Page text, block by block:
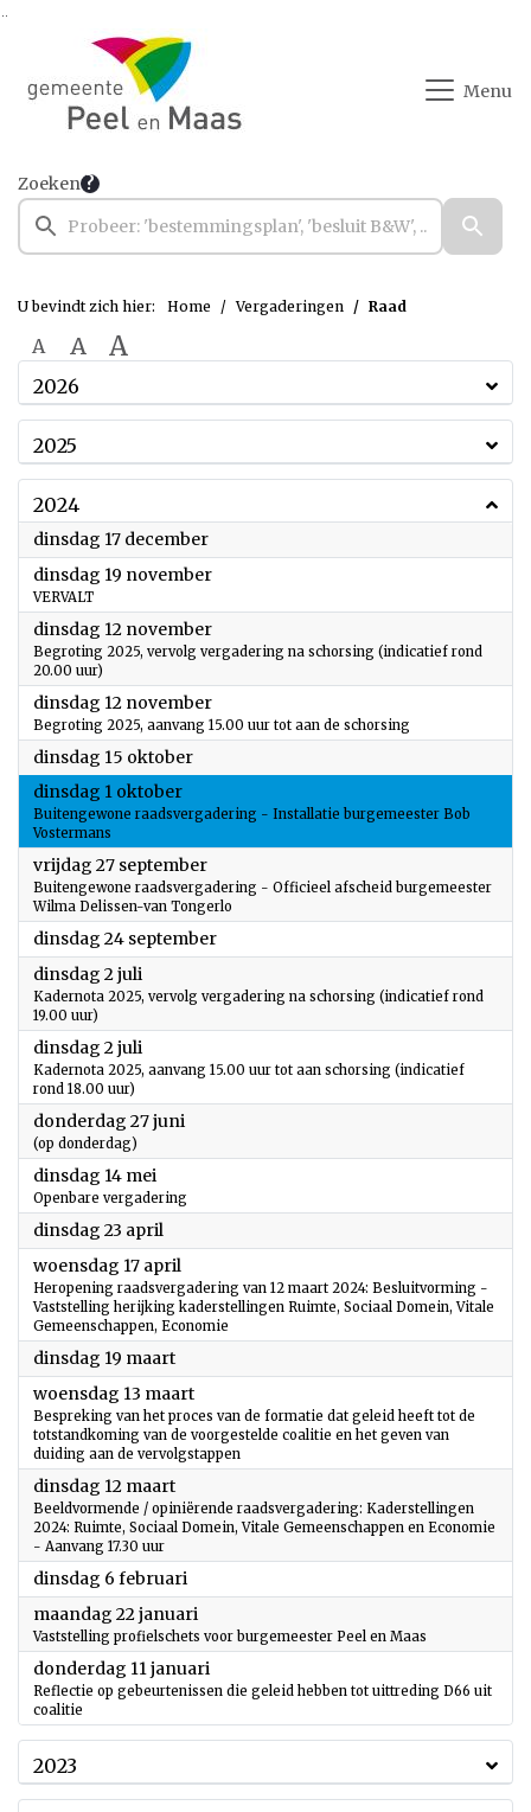
Ga naar de inhoud van deze pagina
Menu
Zoeken
U bevindt zich hier: Home Vergaderingen Raad
A A A
2026
2025
2024
dinsdag 17 december2024
dinsdag 19 november2024
VERVALT
dinsdag 12 november2024
Begroting 2025, vervolg vergadering na schorsing (indicatief rond
20.00 uur)
dinsdag 12 november2024
Begroting 2025, aanvang 15.00 uur tot aan de schorsing
dinsdag 15 oktober2024
dinsdag 1 oktober2024
Buitengewone raadsvergadering - Installatie burgemeester Bob
Vostermans
vrijdag 27 september2024
Buitengewone raadsvergadering - Officieel afscheid burgemeester
Wilma Delissen-van Tongerlo
dinsdag 24 september2024
dinsdag 2 juli
Kadernota 2025, vervolg vergadering na schorsing (indicatief rond
19.00 uur)
dinsdag 2 juli
Kadernota 2025, aanvang 15.00 uur tot aan schorsing (indicatief
rond 18.00 uur)
donderdag 27 juni
(op donderdag)
dinsdag 14 mei
Openbare vergadering
dinsdag 23 april
woensdag 17 april
Heropening raadsvergadering van 12 maart 2024: Besluitvorming -
Vaststelling herijking kaderstellingen Ruimte, Sociaal Domein, Vitale
Gemeenschappen, Economie
dinsdag 19 maart2024
woensdag 13 maart2024
Bespreking van het proces van de formatie dat geleid heeft tot de
totstandkoming van de voorgestelde coalitie en het geven van
duiding aan de vervolgstappen
dinsdag 12 maart2024
Beeldvormende / opiniërende raadsvergadering: Kaderstellingen
2024: Ruimte, Sociaal Domein, Vitale Gemeenschappen en Economie
- Aanvang 17.30 uur
dinsdag 6 februari
maandag 22 januari
Vaststelling profielschets voor burgemeester Peel en Maas
donderdag 11 januari
Reflectie op gebeurtenissen die geleid hebben tot uittreding D66 uit
coalitie
2023